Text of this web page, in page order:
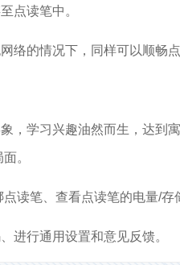
点读笔中。
络的情况下，同样可以顺畅点
，学习兴趣油然而生，达到
。
读笔、查看点读笔的电量/存
进行通用设置和意见反馈。